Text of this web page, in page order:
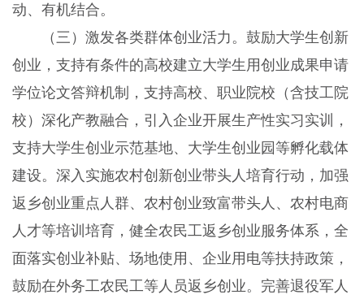
动、有机结合。
（三）激发各类群体创业活力。鼓励大学生创新
创业，支持有条件的高校建立大学生用创业成果申请
学位论文答辩机制，支持高校、职业院校（含技工院
校）深化产教融合，引入企业开展生产性实习实训，
支持大学生创业示范基地、大学生创业园等孵化载体
建设。深入实施农村创新创业带头人培育行动，加强
返乡创业重点人群、农村创业致富带头人、农村电商
人才等培训培育，健全农民工返乡创业服务体系，全
面落实创业补贴、场地使用、企业用电等扶持政策，
鼓励在外务工农民工等人员返乡创业。完善退役军人